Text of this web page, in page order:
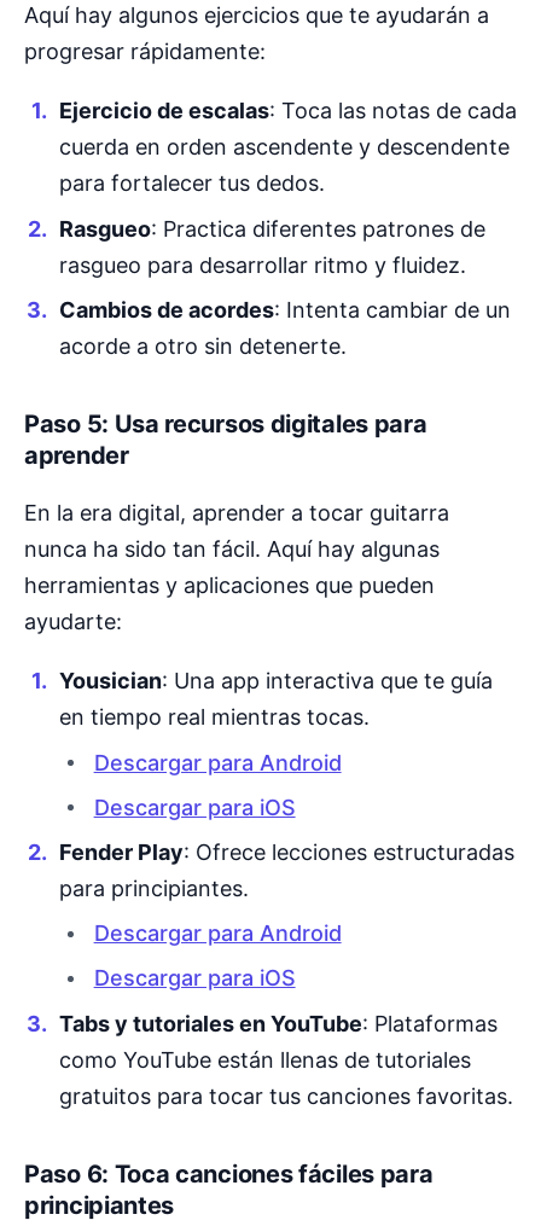
Aquí hay algunos ejercicios que te ayudarán a
progresar rápidamente:
Ejercicio de escalas: Toca las notas de cada
cuerda en orden ascendente y descendente
para fortalecer tus dedos.
Rasgueo: Practica diferentes patrones de
rasgueo para desarrollar ritmo y fluidez.
Cambios de acordes: Intenta cambiar de un
acorde a otro sin detenerte.
Paso 5: Usa recursos digitales para
aprender
En la era digital, aprender a tocar guitarra
nunca ha sido tan fácil. Aquí hay algunas
herramientas y aplicaciones que pueden
ayudarte:
Yousician: Una app interactiva que te guía
en tiempo real mientras tocas.
Descargar para Android
Descargar para iOS
Fender Play: Ofrece lecciones estructuradas
para principiantes.
Descargar para Android
Descargar para iOS
Tabs y tutoriales en YouTube: Plataformas
como YouTube están llenas de tutoriales
gratuitos para tocar tus canciones favoritas.
Paso 6: Toca canciones fáciles para
principiantes